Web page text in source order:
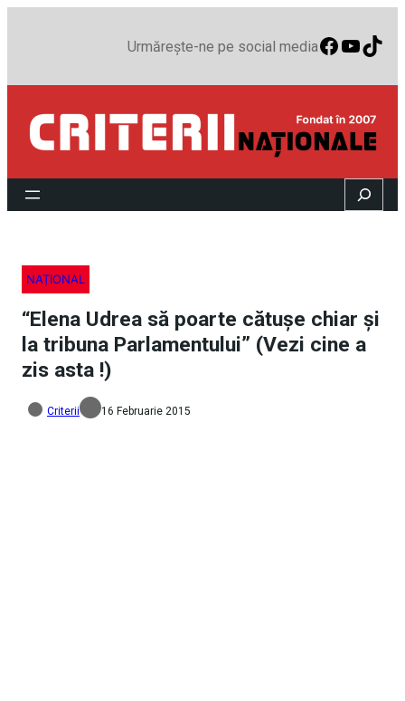
Urmărește-ne pe social media
Search
NAȚIONAL
“Elena Udrea să poarte cătuşe chiar şi
la tribuna Parlamentului” (Vezi cine a
zis asta !)
Criterii 16 Februarie 2015